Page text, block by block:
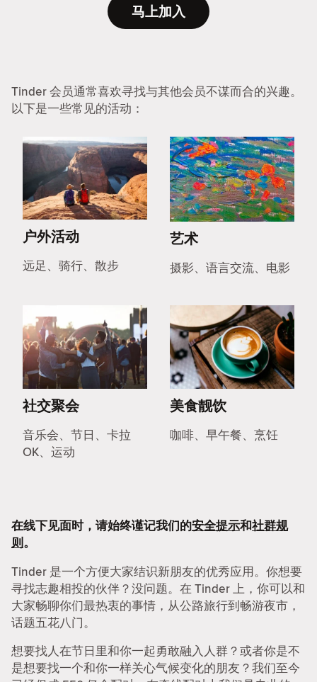
马上加入
Tinder 会员通常喜欢寻找与其他会员不谋而合的兴趣。
以下是一些常见的活动：
户外活动
远足、骑行、散步
艺术
摄影、语言交流、电影
社交聚会
音乐会、节日、卡拉
OK、运动
美食靓饮
咖啡、早午餐、烹饪
在线下见面时，请始终谨记我们的安全提示和社群规
则。
Tinder 是一个方便大家结识新朋友的优秀应用。你想要
寻找志趣相投的伙伴？没问题。在 Tinder 上，你可以和
大家畅聊你们最热衷的事情，从公路旅行到畅游夜市，
话题五花八门。
想要找人在节日里和你一起勇敢融入人群？或者你是不
是想要找一个和你一样关心气候变化的朋友？我们至今